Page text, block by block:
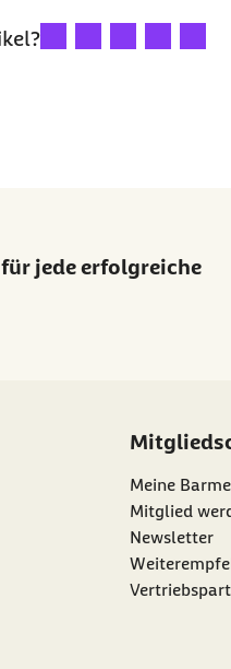
Ihre Bewertung: 1 Stern
Ihre Bewertung: 2
Ihre Bewertung:
Ihre Ihre
jede erfolgreiche
Meine
Mitglied
Newsletter
externer